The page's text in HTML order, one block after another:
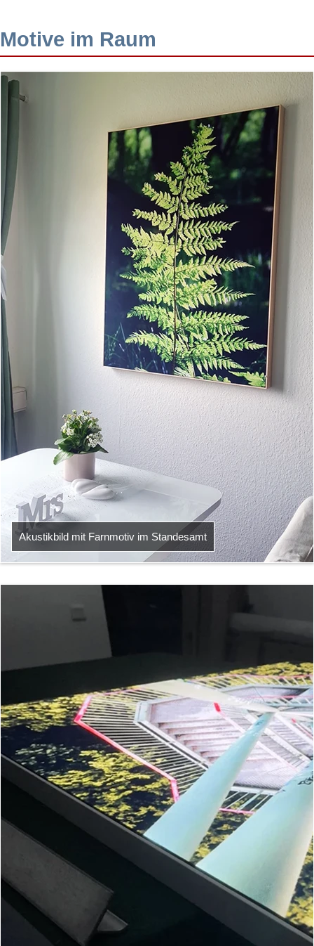
Motive im Raum
Akustikbild mit Farnmotiv im Standesamt